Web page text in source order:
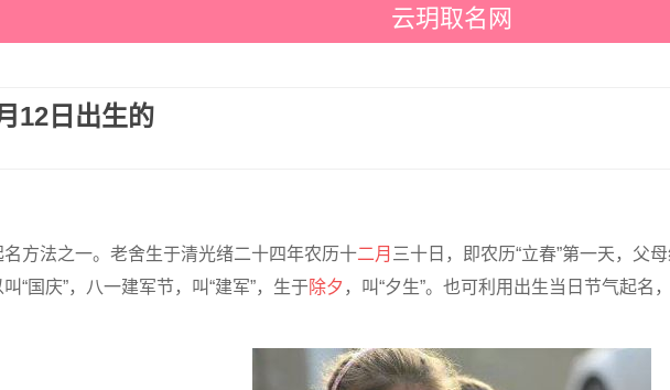
云玥取名网
12日出生的
方法之一。老舍生于清光绪二十四年农历十二月 三十日，即农历“立春”第一天，父
“国庆”，八一建军节，叫“建军”，生于除夕 ，叫“夕生”。也可利用出生当日节气起